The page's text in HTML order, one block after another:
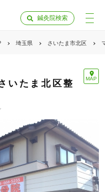
鍼灸院検索
埼玉県 さいたま市北区
いたま北区整
MAP